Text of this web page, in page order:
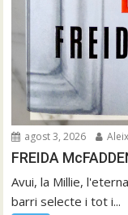
agost 3, 2026
FREIDA
Avui, la Millie,
barri selecte i tot i...